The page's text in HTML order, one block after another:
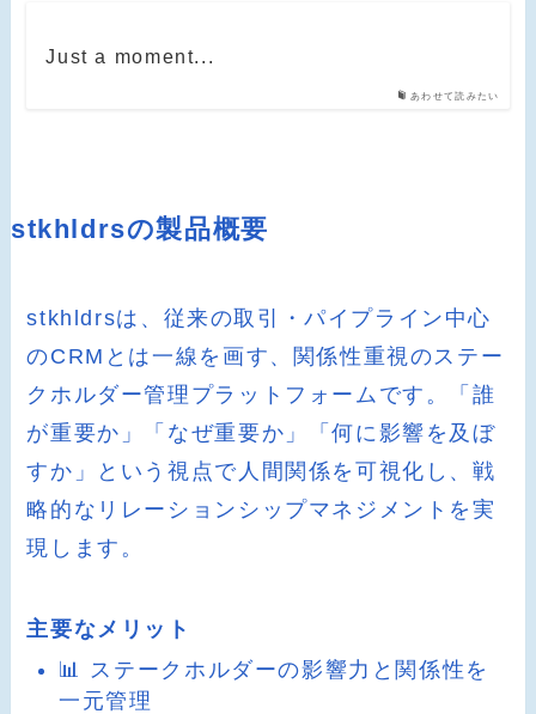
あわせて読みたい
Just a moment...
stkhldrsの製品概要
stkhldrsは、従来の取引・パイプライン中心
のCRMとは一線を画す、関係性重視のステー
クホルダー管理プラットフォームです。「誰
が重要か」「なぜ重要か」「何に影響を及ぼ
すか」という視点で人間関係を可視化し、戦
略的なリレーションシップマネジメントを実
現します。
主要なメリット
📊 ステークホルダーの影響力と関係性を
一元管理